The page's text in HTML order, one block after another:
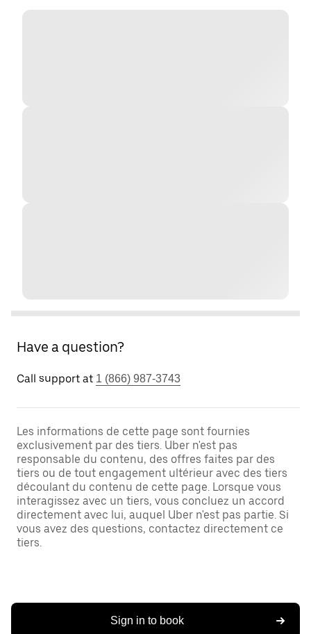
Have a question?
Call support at 1 (866) 987-3743
Les informations de cette page sont fournies
exclusivement par des tiers. Uber n'est pas
responsable du contenu, des offres faites par des
tiers ou de tout engagement ultérieur avec des tiers
découlant du contenu de cette page. Lorsque vous
interagissez avec un tiers, vous concluez un accord
directement avec lui, auquel Uber n'est pas partie. Si
vous avez des questions, contactez directement ce
tiers.
Sign in to book